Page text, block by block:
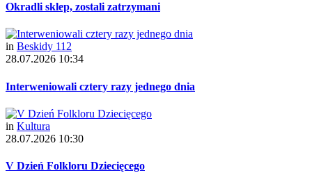
Okradli sklep, zostali zatrzymani
in Beskidy 112
28.07.2026 10:34
Interweniowali cztery razy jednego dnia
in Kultura
28.07.2026 10:30
V Dzień Folkloru Dziecięcego